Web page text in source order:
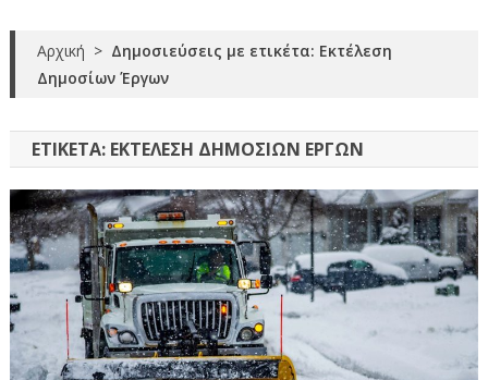
Αρχική > Δημοσιεύσεις με ετικέτα: Εκτέλεση
Δημοσίων Έργων
ΕΤΙΚΈΤΑ: ΕΚΤΈΛΕΣΗ ΔΗΜΟΣΊΩΝ ΈΡΓΩΝ